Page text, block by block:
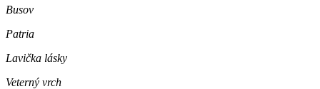
Busov
Patria
Lavička lásky
Veterný vrch